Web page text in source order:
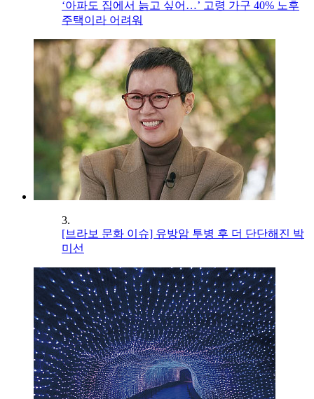
‘아파도 집에서 늙고 싶어…’ 고령 가구 40% 노후
주택이라 어려워
3.
[브라보 문화 이슈] 유방암 투병 후 더 단단해진 박
미선